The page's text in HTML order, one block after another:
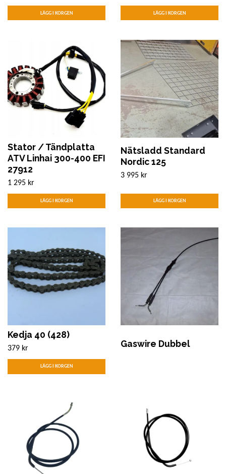
Stator / Tändplatta
ATV Linhai 300-400 EFI
27912
1 295 kr
Nätsladd Standard
Nordic 125
3 995 kr
Kedja 40 (428)
379 kr Gaswire Dubbel